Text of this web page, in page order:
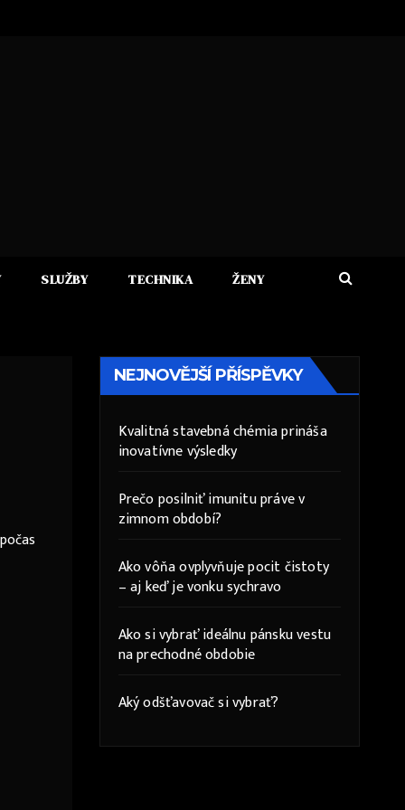
SLUŽBY TECHNIKA ŽENY
NEJNOVĚJŠÍ PŘÍSPĚVKY
Kvalitná stavebná chémia prináša
inovatívne výsledky
Prečo posilniť imunitu práve v
zimnom období?
Ako vôňa ovplyvňuje pocit čistoty
– aj keď je vonku sychravo
Ako si vybrať ideálnu pánsku vestu
na prechodné obdobie
Aký odšťavovač si vybrať?